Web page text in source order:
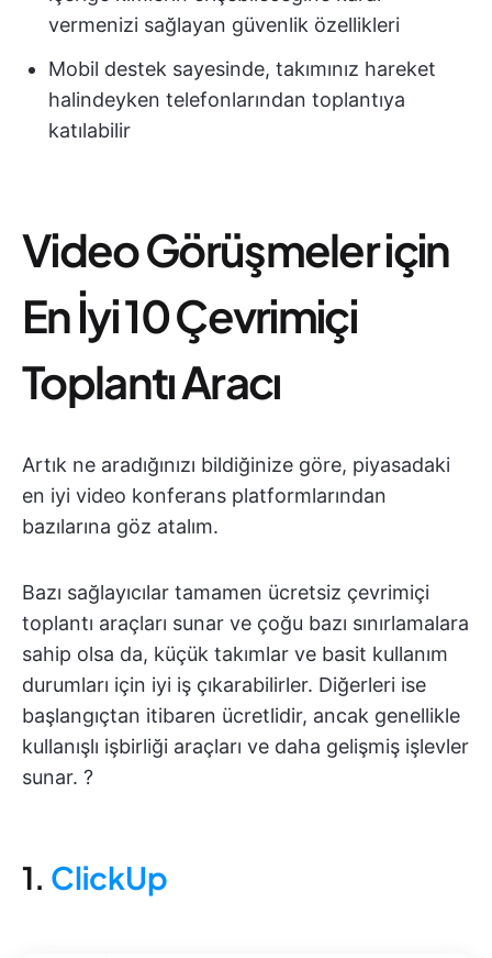
vermenizi sağlayan güvenlik özellikleri
Mobil destek sayesinde, takımınız hareket
halindeyken telefonlarından toplantıya
katılabilir
Video Görüşmeler için
En İyi 10 Çevrimiçi
Toplantı Aracı
Artık ne aradığınızı bildiğinize göre, piyasadaki
en iyi video konferans platformlarından
bazılarına göz atalım.
Bazı sağlayıcılar tamamen ücretsiz çevrimiçi
toplantı araçları sunar ve çoğu bazı sınırlamalara
sahip olsa da, küçük takımlar ve basit kullanım
durumları için iyi iş çıkarabilirler. Diğerleri ise
başlangıçtan itibaren ücretlidir, ancak genellikle
kullanışlı işbirliği araçları ve daha gelişmiş işlevler
sunar. ?
1. ClickUp